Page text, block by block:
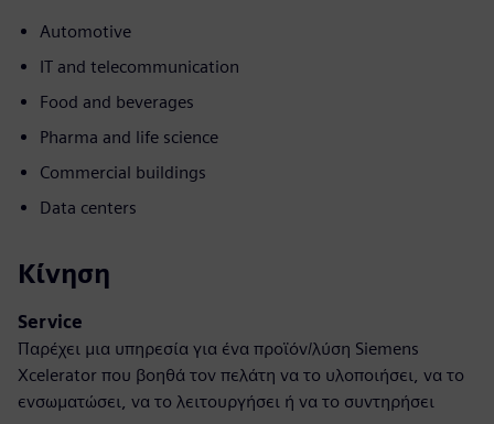
Automotive
IT and telecommunication
Food and beverages
Pharma and life science
Commercial buildings
Data centers
Κίνηση
Service
Παρέχει μια υπηρεσία για ένα προϊόν/λύση Siemens
Xcelerator που βοηθά τον πελάτη να το υλοποιήσει, να το
ενσωματώσει, να το λειτουργήσει ή να το συντηρήσει